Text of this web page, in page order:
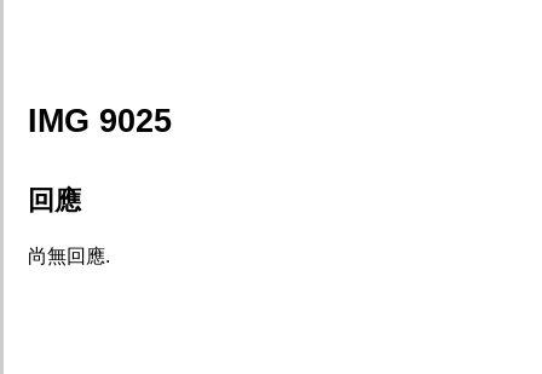
IMG 9025
回應
尚無回應.